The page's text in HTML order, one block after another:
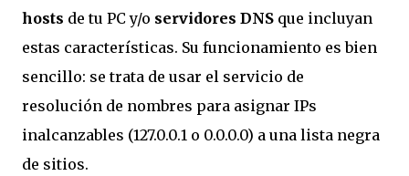
hosts de tu PC y/o servidores DNS que incluyan
estas características. Su funcionamiento es bien
sencillo: se trata de usar el servicio de
resolución de nombres para asignar IPs
inalcanzables (127.0.0.1 o 0.0.0.0) a una lista negra
de sitios.